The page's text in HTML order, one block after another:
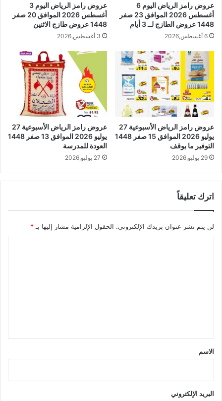
عروض رامز الرياض اليوم 6
أغسطس 2026 الموافق 23 صفر
1448 عروض الطازج لــ 3 أيام
6 أغسطس,2026
عروض رامز الرياض اليوم 3
أغسطس 2026 الموافق 20 صفر
1448 عروض طازج الاثنين
3 أغسطس,2026
عروض رامز الرياض الأسبوعية 27
يوليو 2026 الموافق 15 صفر 1448
التوفير ما يوقف
29 يوليو,2026
عروض رامز الرياض الأسبوعية 27
يوليو 2026 الموافق 13 صفر 1448
العودة للمدرسة
27 يوليو,2026
اترك تعليقاً
لن يتم نشر عنوان بريدك الإلكتروني. الحقول الإلزامية مشار إليها بـ *
*
الاسم
البريد الإلكتروني